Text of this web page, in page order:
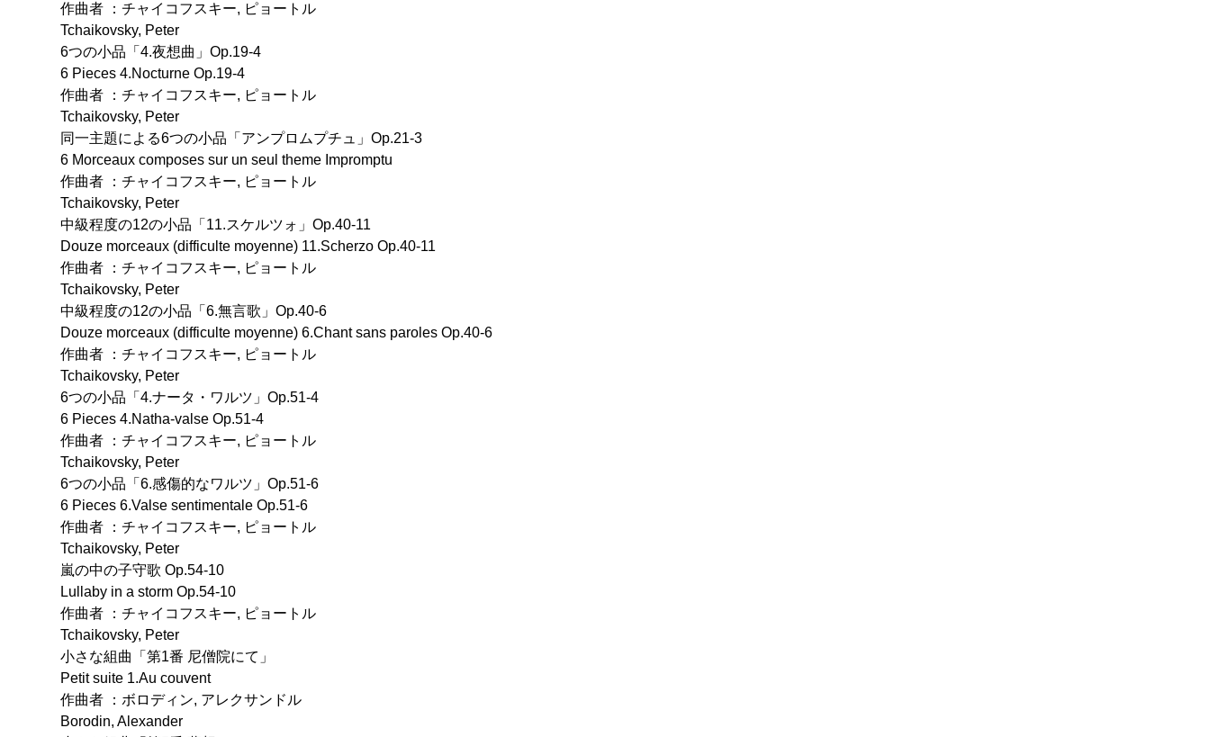
作曲者 ：チャイコフスキー, ピョートル
Tchaikovsky, Peter
6つの小品「4.夜想曲」Op.19-4
6 Pieces 4.Nocturne Op.19-4
作曲者 ：チャイコフスキー, ピョートル
Tchaikovsky, Peter
同一主題による6つの小品「アンプロムプチュ」Op.21-3
6 Morceaux composes sur un seul theme Impromptu
作曲者 ：チャイコフスキー, ピョートル
Tchaikovsky, Peter
中級程度の12の小品「11.スケルツォ」Op.40-11
Douze morceaux (difficulte moyenne) 11.Scherzo Op.40-11
作曲者 ：チャイコフスキー, ピョートル
Tchaikovsky, Peter
中級程度の12の小品「6.無言歌」Op.40-6
Douze morceaux (difficulte moyenne) 6.Chant sans paroles Op.40-6
作曲者 ：チャイコフスキー, ピョートル
Tchaikovsky, Peter
6つの小品「4.ナータ・ワルツ」Op.51-4
6 Pieces 4.Natha-valse Op.51-4
作曲者 ：チャイコフスキー, ピョートル
Tchaikovsky, Peter
6つの小品「6.感傷的なワルツ」Op.51-6
6 Pieces 6.Valse sentimentale Op.51-6
作曲者 ：チャイコフスキー, ピョートル
Tchaikovsky, Peter
嵐の中の子守歌 Op.54-10
Lullaby in a storm Op.54-10
作曲者 ：チャイコフスキー, ピョートル
Tchaikovsky, Peter
小さな組曲「第1番 尼僧院にて」
Petit suite 1.Au couvent
作曲者 ：ボロディン, アレクサンドル
Borodin, Alexander